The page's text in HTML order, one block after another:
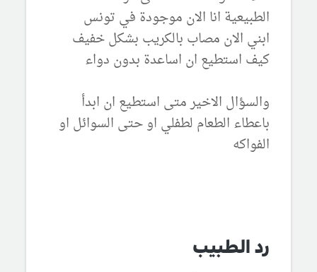
الطبيعية انا الان موجودة في تونس
ابني الان مصاب بالكريب بشكل خفيف
كيف استطيع ان اساعدة بدون دواء
والسؤال الاخير متى استطيع ان ابدأ
باعطاء الطعام لطفلي او حتى السوائل او
الفواكه
رد الطبيب